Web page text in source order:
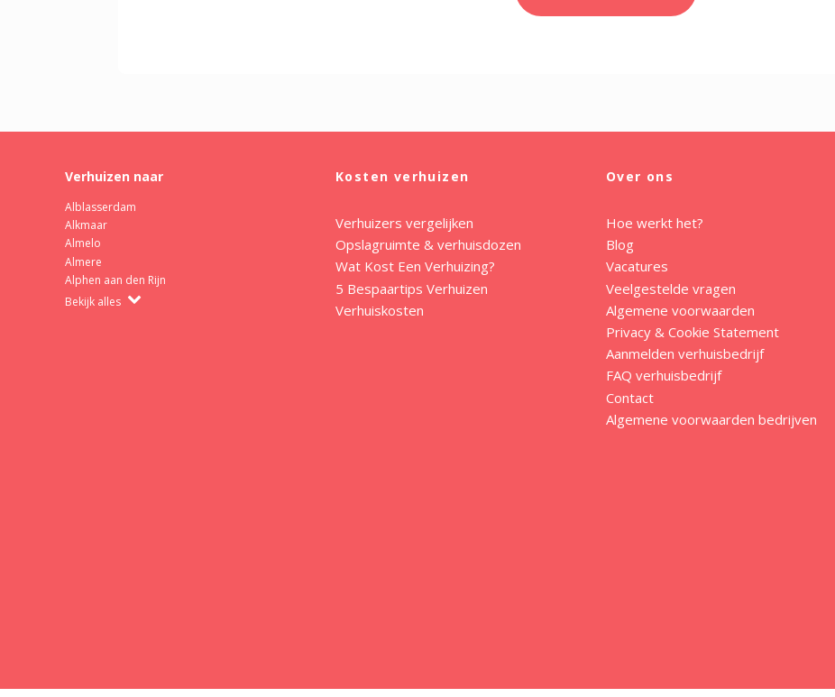
Verhuizen naar
Alblasserdam
Alkmaar
Almelo
Almere
Alphen aan den Rijn
Bekijk alles
Kosten verhuizen
Verhuizers vergelijken
Opslagruimte & verhuisdozen
Wat Kost Een Verhuizing?
5 Bespaartips Verhuizen
Verhuiskosten
Over ons
Hoe werkt het?
Blog
Vacatures
Veelgestelde vragen
Algemene voorwaarden
Privacy & Cookie Statement
Aanmelden verhuisbedrijf
FAQ verhuisbedrijf
Contact
Algemene voorwaarden bedrijven